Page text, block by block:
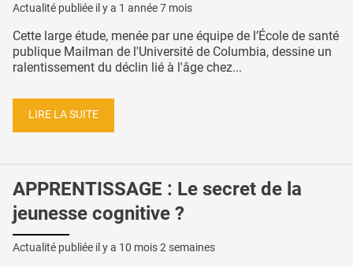
Actualité publiée il y a 1 année 7 mois
Cette large étude, menée par une équipe de l’École de santé
publique Mailman de l'Université de Columbia, dessine un
ralentissement du déclin lié à l'âge chez...
LIRE LA SUITE
APPRENTISSAGE : Le secret de la
jeunesse cognitive ?
Actualité publiée il y a 10 mois 2 semaines